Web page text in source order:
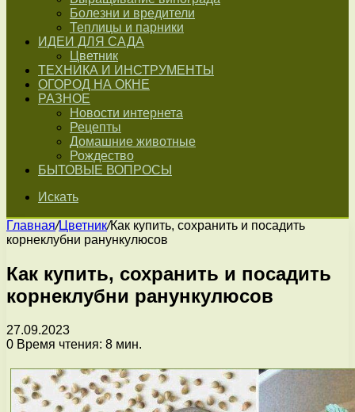
Болезни и вредители
Теплицы и парники
ИДЕИ ДЛЯ САДА
Цветник
ТЕХНИКА И ИНСТРУМЕНТЫ
ОГОРОД НА ОКНЕ
РАЗНОЕ
Новости интернета
Рецепты
Домашние животные
Рождество
БЫТОВЫЕ ВОПРОСЫ
Искать
Главная/Цветник/Как купить, сохранить и посадить
корнеклубни ранункулюсов
Как купить, сохранить и посадить
корнеклубни ранункулюсов
27.09.2023
0 Время чтения: 8 мин.